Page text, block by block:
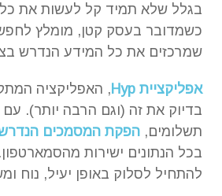
בגלל שלא תמיד קל לעשות את כל
כשמדובר בעסק קטן, מומלץ
שמרכזים את כל המידע הנדרש
אפליקציית Hyp
, האפליקציה
בדיוק את זה (וגם הרבה יותר).
תשלומים, הפקת המסמכים
בכל הנתונים ישירות
להתחיל לסלוק באופן יעיל, נוח